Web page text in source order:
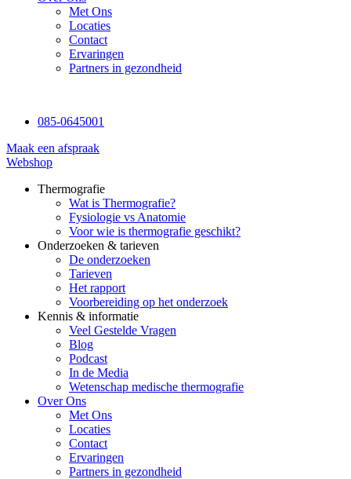
Met Ons
Locaties
Contact
Ervaringen
Partners in gezondheid
085-0645001
Maak een afspraak
Webshop
Thermografie
Wat is Thermografie?
Fysiologie vs Anatomie
Voor wie is thermografie geschikt?
Onderzoeken & tarieven
De onderzoeken
Tarieven
Het rapport
Voorbereiding op het onderzoek
Kennis & informatie
Veel Gestelde Vragen
Blog
Podcast
In de Media
Wetenschap medische thermografie
Over Ons
Met Ons
Locaties
Contact
Ervaringen
Partners in gezondheid